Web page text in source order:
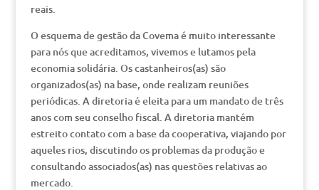
reais.
O esquema de gestão da Covema é muito interessante
para nós que acreditamos, vivemos e lutamos pela
economia solidária. Os castanheiros(as) são
organizados(as) na base, onde realizam reuniões
periódicas. A diretoria é eleita para um mandato de três
anos com seu conselho fiscal. A diretoria mantém
estreito contato com a base da cooperativa, viajando por
aqueles rios, discutindo os problemas da produção e
consultando associados(as) nas questões relativas ao
mercado.